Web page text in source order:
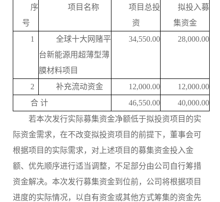
序
号
项目名称
项目总投
资
拟投入募
集资金
1
全球十大网赌平
台新能源用超薄型薄
膜材料项目
34,550.00 28,000.00
2 补充流动资金 12,000.00
12,000.00
合 计 46,550.00
40,000.00
若本次发行实际募集资金净额低于拟投资项目的实
际资金需求，在不改变拟投资项目的前提下，董事会可
根据项目的实际需求，对上述项目的募集资金投入金
额、优先顺序进行适当调整，不足部分由公司自行筹措
资金解决。本次发行募集资金到位前，公司将根据项目
进度的实际情况，以自有资金或其他方式筹集的资金先